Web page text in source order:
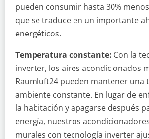
pueden consumir hasta 30%
que se traduce en un importante
energéticos.
Temperatura constante: Con la
inverter, los aires acondicionados
Raumluft24 pueden mantener una
ambiente constante. En lugar de
la habitación y apagarse después
energía, nuestros
murales con tecnología inverter